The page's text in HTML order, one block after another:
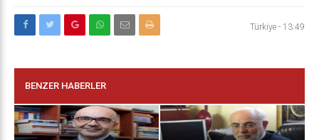
Türkiye - 13:49
BENZER HABERLER